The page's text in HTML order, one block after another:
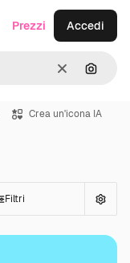
CancellaCerca
Prezzi Accedi
Crea un'icona IA
Filtri